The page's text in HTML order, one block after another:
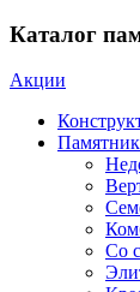
Каталог
Акции
Со